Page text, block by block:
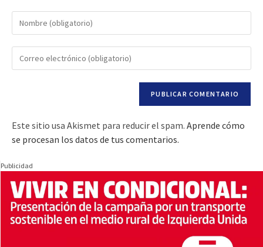
Este sitio usa Akismet para reducir el spam. Aprende cómo
se procesan los datos de tus comentarios.
Publicidad